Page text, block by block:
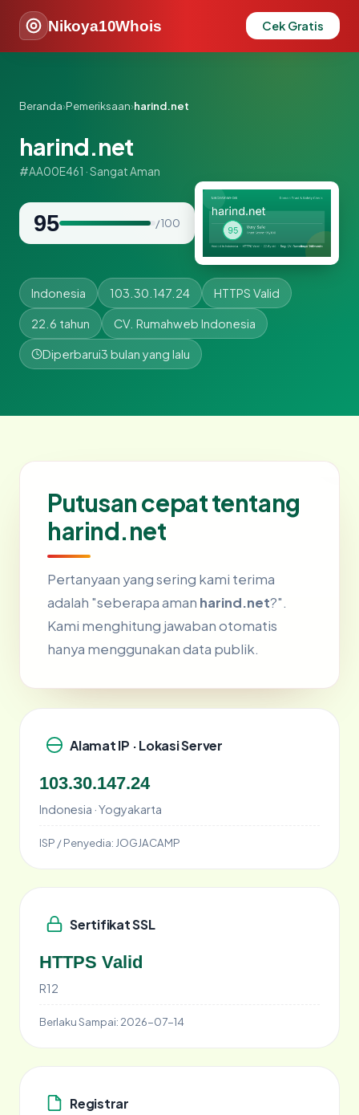
Nikoya10Whois Cek Gratis
Beranda›Pemeriksaan›harind.net
harind.net
#AA00E461 · Sangat Aman
95 / 100
Indonesia 103.30.147.24 HTTPS Valid
22.6 tahun CV. Rumahweb Indonesia
Diperbarui3 bulan yang lalu
Putusan cepat tentang
harind.net
Pertanyaan yang sering kami terima
adalah "seberapa aman harind.net?".
Kami menghitung jawaban otomatis
hanya menggunakan data publik.
Alamat IP · Lokasi Server
103.30.147.24
Indonesia · Yogyakarta
ISP / Penyedia: JOGJACAMP
Sertifikat SSL
HTTPS Valid
R12
Berlaku Sampai: 2026-07-14
Registrar